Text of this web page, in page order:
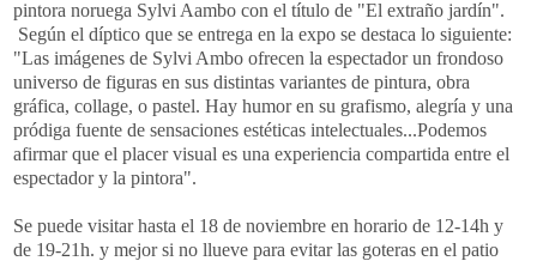
pintora noruega Sylvi Aambo con el título de "El extraño jardín".
Según el díptico que se entrega en la expo se destaca lo siguiente:
"Las imágenes de Sylvi Ambo ofrecen la espectador un frondoso
universo de figuras en sus distintas variantes de pintura, obra
gráfica, collage, o pastel. Hay humor en su grafismo, alegría y una
pródiga fuente de sensaciones estéticas intelectuales...Podemos
afirmar que el placer visual es una experiencia compartida entre el
espectador y la pintora".
Se puede visitar hasta el 18 de noviembre en horario de 12-14h y
de 19-21h. y mejor si no llueve para evitar las goteras en el patio